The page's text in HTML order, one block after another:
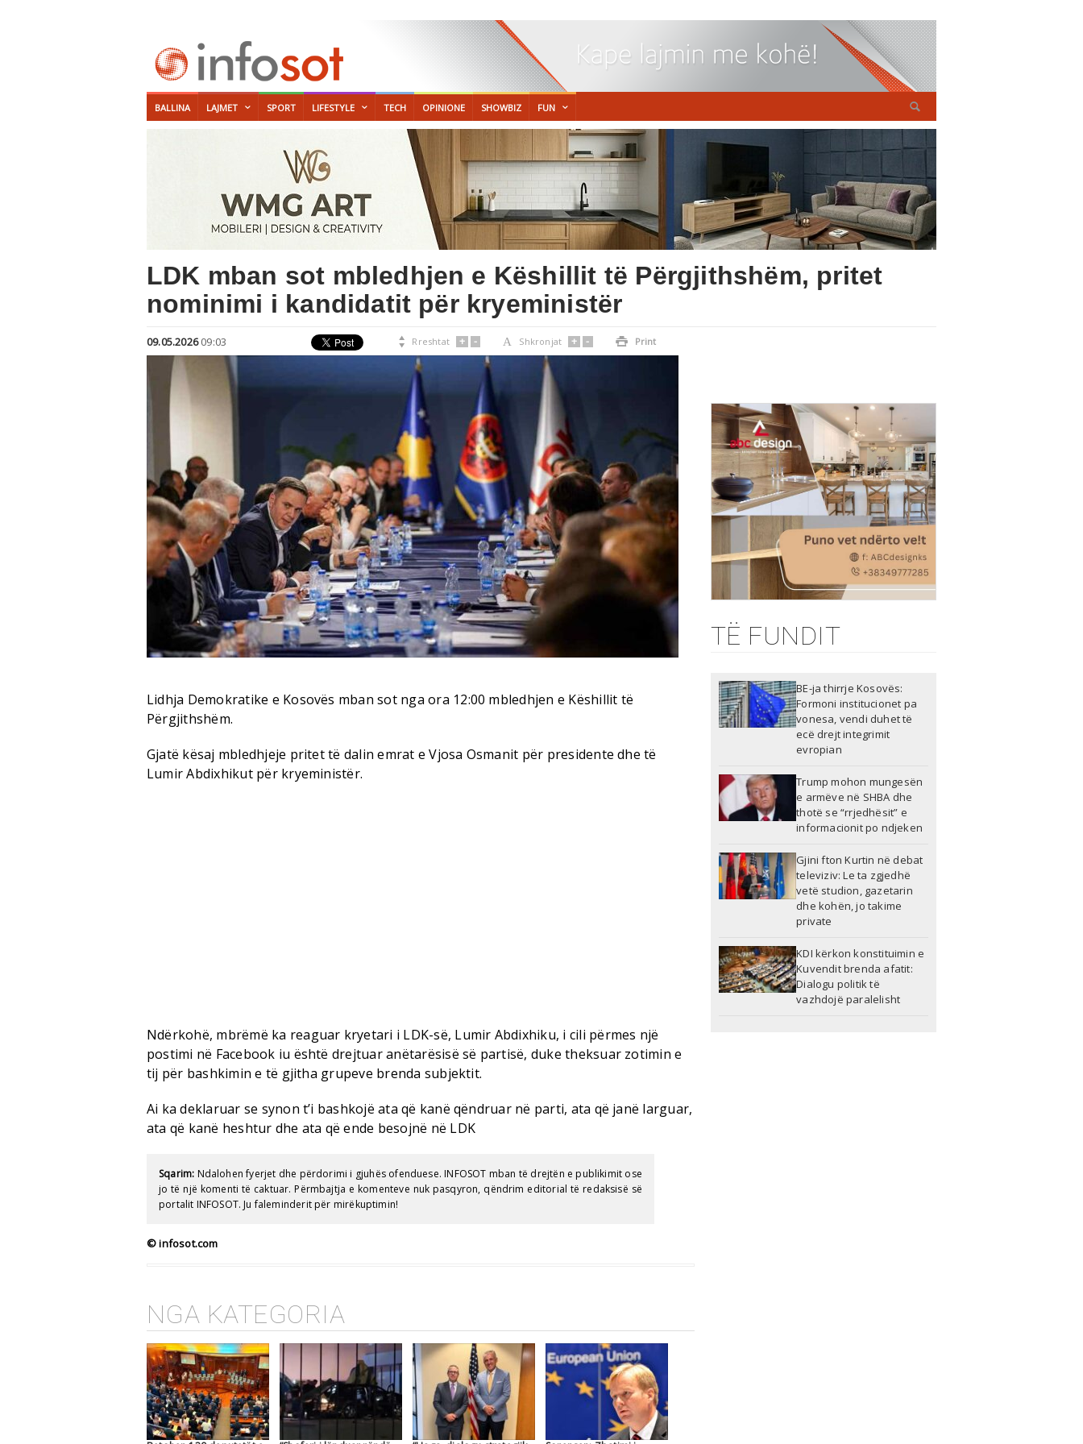
BALLINA LAJMET SPORT LIFESTYLE TECH OPINIONE SHOWBIZ FUN
LDK mban sot mbledhjen e Këshillit të Përgjithshëm, pritet
nominimi i kandidatit për kryeministër
09.05.2026 09:03  Rreshtat + - A Shkronjat + -  Print
Lidhja Demokratike e Kosovës mban sot nga ora 12:00 mbledhjen e Këshillit të
Përgjithshëm.
Gjatë kësaj mbledhjeje pritet të dalin emrat e Vjosa Osmanit për presidente dhe të
Lumir Abdixhikut për kryeministër.
Ndërkohë, mbrëmë ka reaguar kryetari i LDK-së, Lumir Abdixhiku, i cili përmes një
postimi në Facebook iu është drejtuar anëtarësisë së partisë, duke theksuar zotimin e
tij për bashkimin e të gjitha grupeve brenda subjektit.
Ai ka deklaruar se synon t’i bashkojë ata që kanë qëndruar në parti, ata që janë larguar,
ata që kanë heshtur dhe ata që ende besojnë në LDK
Sqarim: Ndalohen fyerjet dhe përdorimi i gjuhës ofenduese. INFOSOT mban të drejtën e publikimit ose
jo të një komenti të caktuar. Përmbajtja e komenteve nuk pasqyron, qëndrim editorial të redaksisë së
portalit INFOSOT. Ju faleminderit për mirëkuptimin!
© infosot.com
NGA KATEGORIA
TË FUNDIT
BE-ja thirrje Kosovës:
Formoni institucionet pa
vonesa, vendi duhet të
ecë drejt integrimit
evropian
Trump mohon mungesën
e armëve në SHBA dhe
thotë se “rrjedhësit” e
informacionit po ndjeken
Gjini fton Kurtin në debat
televiziv: Le ta zgjedhë
vetë studion, gazetarin
dhe kohën, jo takime
private
KDI kërkon konstituimin e
Kuvendit brenda afatit:
Dialogu politik të
vazhdojë paralelisht